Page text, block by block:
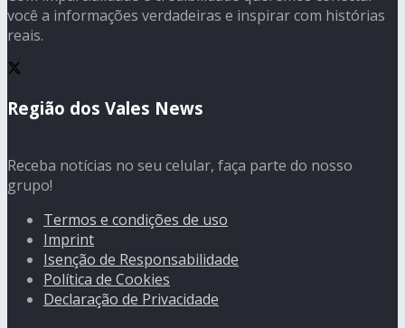
você a informações verdadeiras e inspirar com histórias
reais.
Região dos Vales News
Receba notícias no seu celular, faça parte do nosso
grupo!
Termos e condições de uso
Imprint
Isenção de Responsabilidade
Política de Cookies
Declaração de Privacidade